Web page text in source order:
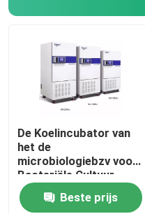
De Koelincubator van
het de
microbiologiebzv voor
Bacteriële Cultuur
110V 220V
Beste prijs